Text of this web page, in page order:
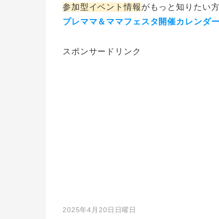
参加型イベント情報 がもっと知りたい
プレママ＆ママフェスタ開催カレンダー
スポンサードリンク
2025年4月20日日曜日